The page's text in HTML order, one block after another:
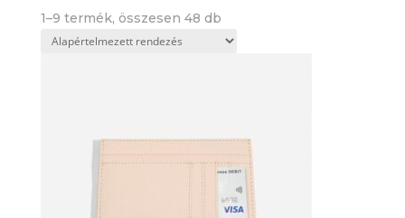
1–9 termék, összesen 48 db